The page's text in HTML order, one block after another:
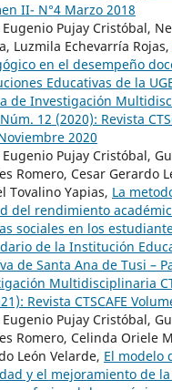
II- N°4 Marzo 2018
Pujay Cristóbal,
Luzmila Echevarría Rojas,
en el desempeño
Educativas de la
de Investigación
12 (2020): Revista
2020
Pujay Cristóbal,
Romero, Cesar Gerardo
Tovalino Yapias, La
del rendimiento
sociales en los
de la Institución
de Santa Ana de Tusi –
Multidisciplinaria
Revista CTSCAFE
Pujay Cristóbal,
Romero, Celinda Oriele
León Velarde, El modelo
y el mejoramiento de